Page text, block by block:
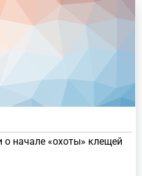
начале «охоты» клещей